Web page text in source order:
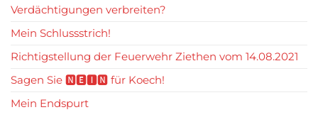
Verdächtigungen verbreiten?
Mein Schlussstrich!
Richtigstellung der Feuerwehr Ziethen vom 14.08.2021
Sagen Sie 🅽🅴🅸🅽 für Koech!
Mein Endspurt